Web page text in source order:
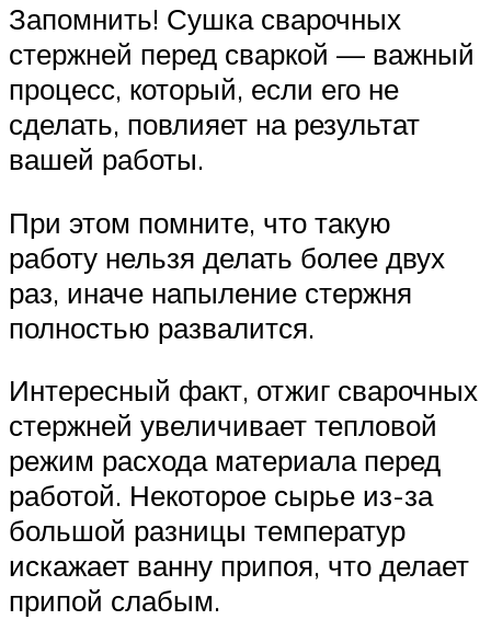
Запомнить! Сушка сварочных
стержней перед сваркой — важный
процесс, который, если его не
сделать, повлияет на результат
вашей работы.
При этом помните, что такую ​​
работу нельзя делать более двух
раз, иначе напыление стержня
полностью развалится.
Интересный факт, отжиг сварочных
стержней увеличивает тепловой
режим расхода материала перед
работой. Некоторое сырье из-за
большой разницы температур
искажает ванну припоя, что делает
припой слабым.